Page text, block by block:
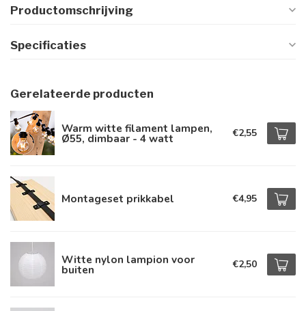
Productomschrijving
Specificaties
Gerelateerde producten
Warm witte filament lampen,
Ø55, dimbaar - 4 watt €2,55
Montageset prikkabel €4,95
Witte nylon lampion voor
buiten €2,50